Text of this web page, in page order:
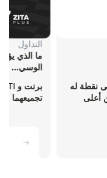
إلى أدنى نقطة له
المسافة بين أعلى